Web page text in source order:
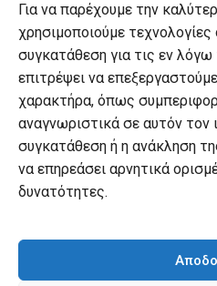
Για να παρέχουμε την
χρησιμοποιούμε
συγκατάθεση για τις εν
επιτρέψει να
χαρακτήρα, όπως
αναγνωριστικά σε αυτόν τον
συγκατάθεση ή η ανάκληση
να επηρεάσει αρνητικά
δυνατότητες.
Πολιτική Cookies
Ο λογαριασμός μου
Ο λογαριασμός μου
Οι παραγγελίες μου
Λίστα επιθυμιών